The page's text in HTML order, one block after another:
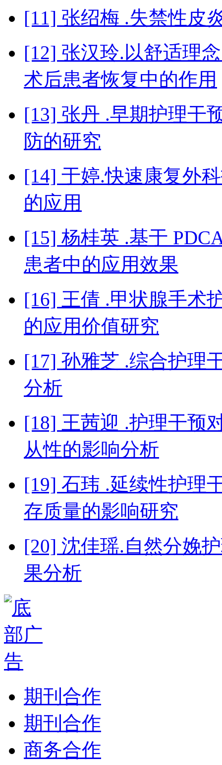
[11] 张绍梅 .失禁性皮
[12] 张汉玲.以舒适理
术后患者恢复中的作用
[13] 张丹 .早期护理干
防的研究
[14] 于婷.快速康复外
的应用
[15] 杨桂英 .基于
患者中的应用效果
[16] 王倩 .甲状腺手术
的应用价值研究
[17] 孙雅芝 .综合护理
分析
[18] 王茜迎 .护理干预
从性的影响分析
[19] 石玮 .延续性护理
存质量的影响研究
[20] 沈佳瑶.自然分娩
果分析
期刊合作
期刊合作
商务合作